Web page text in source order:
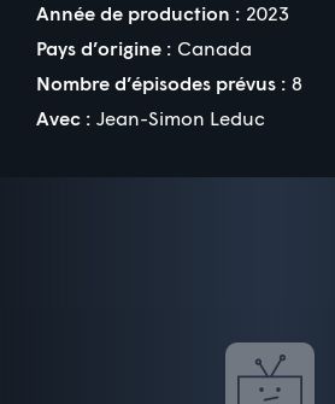
Année de production : 2023
Pays d’origine : Canada
Nombre d’épisodes prévus : 8
Avec : Jean-Simon Leduc